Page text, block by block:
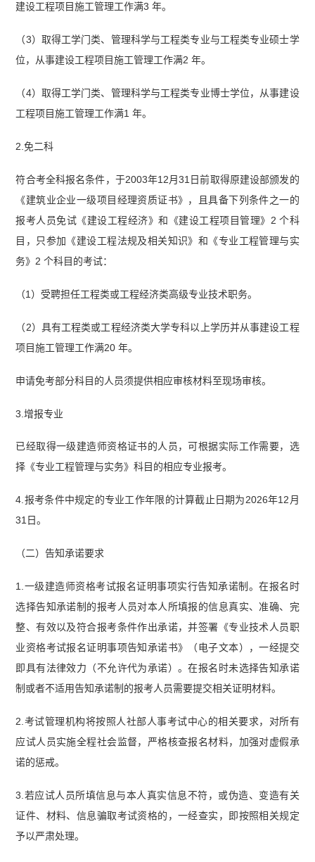
建设工程项目施工管理工作满3 年。
（3）取得工学门类、管理科学与工程类专业与工程类专业硕士学
位，从事建设工程项目施工管理工作满2 年。
（4）取得工学门类、管理科学与工程类专业博士学位，从事建设
工程项目施工管理工作满1 年。
2.免二科
符合考全科报名条件，于2003年12月31日前取得原建设部颁发的
《建筑业企业一级项目经理资质证书》，且具备下列条件之一的
报考人员免试《建设工程经济》和《建设工程项目管理》2 个科
目，只参加《建设工程法规及相关知识》和《专业工程管理与实
务》2 个科目的考试：
（1）受聘担任工程类或工程经济类高级专业技术职务。
（2）具有工程类或工程经济类大学专科以上学历并从事建设工程
项目施工管理工作满20 年。
申请免考部分科目的人员须提供相应审核材料至现场审核。
3.增报专业
已经取得一级建造师资格证书的人员，可根据实际工作需要，选
择《专业工程管理与实务》科目的相应专业报考。
4.报考条件中规定的专业工作年限的计算截止日期为2026年12月
31日。
（二）告知承诺要求
1.一级建造师资格考试报名证明事项实行告知承诺制。在报名时
选择告知承诺制的报考人员对本人所填报的信息真实、准确、完
整、有效以及符合报考条件作出承诺，并签署《专业技术人员职
业资格考试报名证明事项告知承诺书》（电子文本），一经提交
即具有法律效力（不允许代为承诺）。在报名时未选择告知承诺
制或者不适用告知承诺制的报考人员需要提交相关证明材料。
2.考试管理机构将按照人社部人事考试中心的相关要求，对所有
应试人员实施全程社会监督，严格核查报名材料，加强对虚假承
诺的惩戒。
3.若应试人员所填信息与本人真实信息不符，或伪造、变造有关
证件、材料、信息骗取考试资格的，一经查实，即按照相关规定
予以严肃处理。